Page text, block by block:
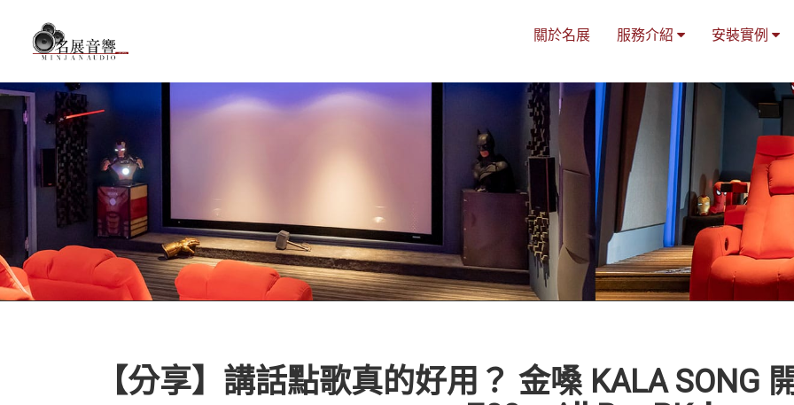
關於名展 服務介紹 安裝實例
【分享】講話點歌真的好用？ 金嗓 KALA SONG